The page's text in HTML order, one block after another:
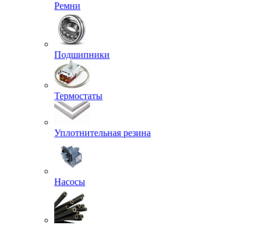
Ремни
Подшипники
Термостаты
Уплотнительная резина
Насосы